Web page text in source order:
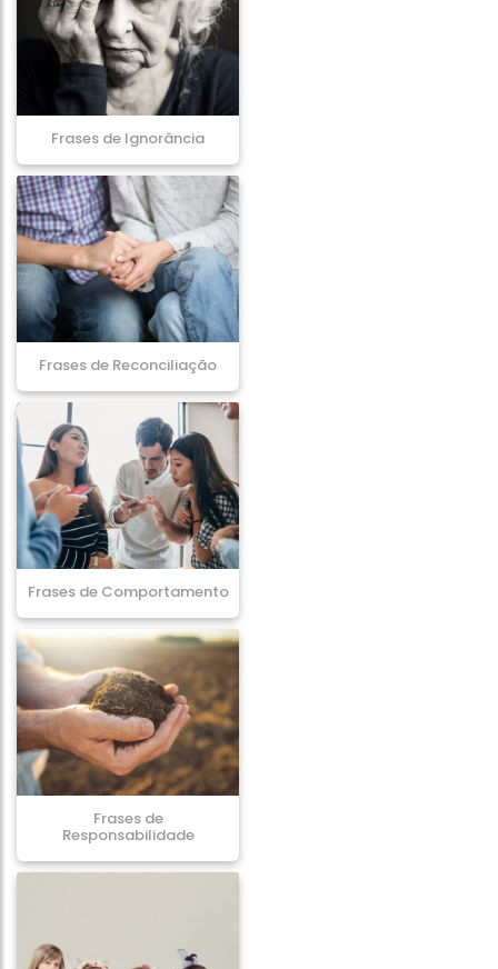
Frases de Ignorância
Frases de Reconciliação
Frases de Comportamento
Frases de
Responsabilidade